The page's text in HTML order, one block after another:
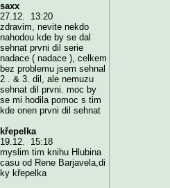
saxx
27.12. 13:20
zdravim, nevite nekdo
nahodou kde by se dal
sehnat prvni dil serie
nadace ( nadace ), celkem
bez problemu jsem sehnal
2 . & 3. dil, ale nemuzu
sehnat dil prvni. moc by
se mi hodila pomoc s tim
kde onen prvni dil sehnat
křepelka
19.12. 15:18
myslim tim knihu Hlubina
casu od Rene Barjavela,di
ky křepelka